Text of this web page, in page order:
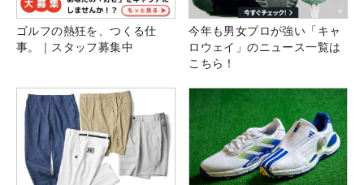
ゴルフの熱狂を、つくる仕
事。｜スタッフ募集中
今年も男女プロが強い「キャ
ロウェイ」のニュース一覧は
こちら！